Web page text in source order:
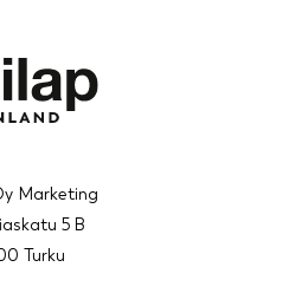
Marketing
5 B
Turku